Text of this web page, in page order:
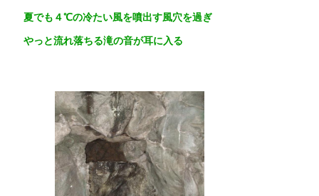
夏でも４℃の冷たい風を噴出す風穴を過ぎ
やっと流れ落ちる滝の音が耳に入る